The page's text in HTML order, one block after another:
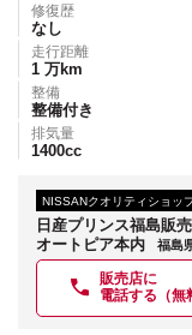
修復歴
なし
走行距離
1 万km
整備
整備付き
排気量
1400cc
NISSANクオリティショッ
日産プリンス福島販
オートピア本内
福島
販売店に
電話する（無